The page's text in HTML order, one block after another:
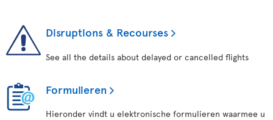
Disruptions & Recourses
See all the details about delayed or cancelled flights
Formulieren
Hieronder vindt u elektronische formulieren waarmee u